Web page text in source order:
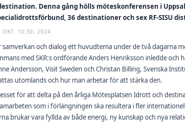
Denna gång hölls möteskonferensen i
36 destinationer och sex RF-SISU
OKT. 10:30, 2024
samverkan och dialog ett huvudtema under de två dagarna
med SKR:s ordförande Anders Henriksson inledde och
Andersson, Visit Sweden och Christan Billing, Svenska
utomlands och hur man arbetar för att stärka den.
för att delta på den årliga Mötesplatsen Idrott och
som i förlängningen ska resultera i fler
brukar vara fyllda av både energi, ny kunskap och nya